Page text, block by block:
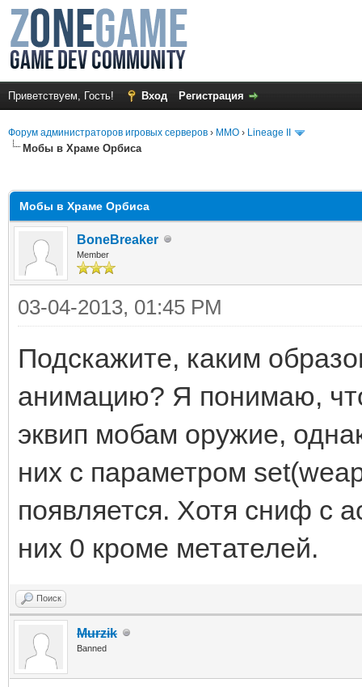
Приветствуем, Гость! Вход Регистрация
Форум администраторов игровых серверов › MMO › Lineage II
Мобы в Храме Орбиса
Мобы в Храме Орбиса
BoneBreaker
Member
03-04-2013, 01:45 PM
Подскажите, каким
анимацию? Я понимаю,
эквип мобам оружие,
них с параметром
появляется. Хотя сниф с
них 0 кроме метателей.
Поиск
Murzik
Banned